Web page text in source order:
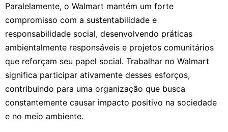
Paralelamente, o Walmart mantém um forte
compromisso com a sustentabilidade e
responsabilidade social, desenvolvendo práticas
ambientalmente responsáveis e projetos comunitários
que reforçam seu papel social. Trabalhar no Walmart
significa participar ativamente desses esforços,
contribuindo para uma organização que busca
constantemente causar impacto positivo na sociedade
e no meio ambiente.